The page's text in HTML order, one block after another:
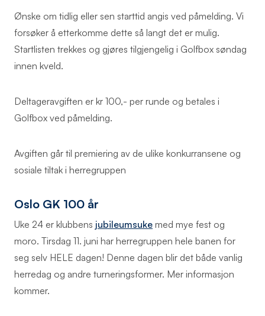
Ønske om tidlig eller sen starttid angis ved påmelding. Vi
forsøker å etterkomme dette så langt det er mulig.
Startlisten trekkes og gjøres tilgjengelig i Golfbox søndag
innen kveld.
Deltageravgiften er kr 100,- per runde og betales i
Golfbox ved påmelding.
Avgiften går til premiering av de ulike konkurransene og
sosiale tiltak i herregruppen
Oslo GK 100 år
Uke 24 er klubbens jubileumsuke med mye fest og
moro. Tirsdag 11. juni har herregruppen hele banen for
seg selv HELE dagen! Denne dagen blir det både vanlig
herredag og andre turneringsformer. Mer informasjon
kommer.